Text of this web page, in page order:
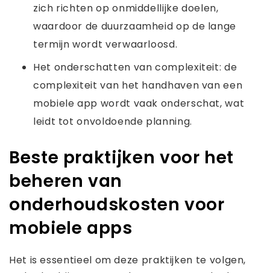
zich richten op onmiddellijke doelen,
waardoor de duurzaamheid op de lange
termijn wordt verwaarloosd.
Het onderschatten van complexiteit: de
complexiteit van het handhaven van een
mobiele app wordt vaak onderschat, wat
leidt tot onvoldoende planning.
Beste praktijken voor het
beheren van
onderhoudskosten voor
mobiele apps
Het is essentieel om deze praktijken te volgen,